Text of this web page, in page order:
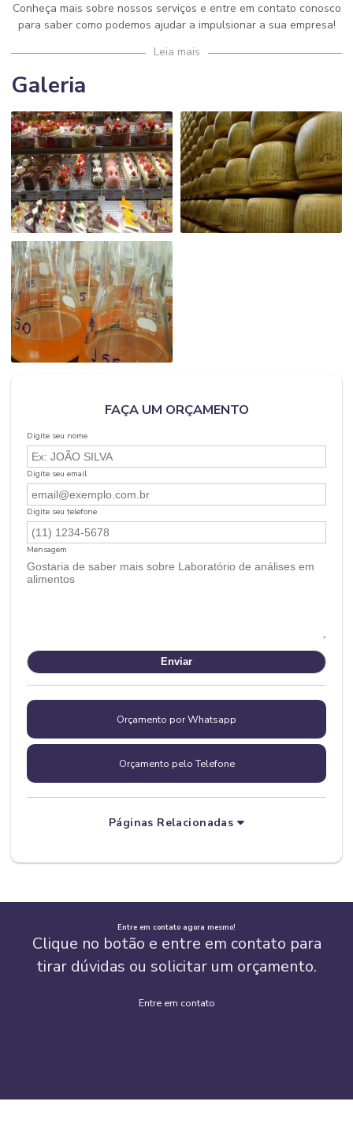
Conheça mais sobre nossos serviços e entre em contato conosco
para saber como podemos ajudar a impulsionar a sua empresa!
Leia mais
Galeria
FAÇA UM ORÇAMENTO
Digite seu nome
Digite seu email
Digite seu telefone
Mensagem
Orçamento por Whatsapp
Orçamento pelo Telefone
Páginas Relacionadas
Entre em contato agora mesmo!
Clique no botão e entre em contato para
tirar dúvidas ou solicitar um orçamento.
Entre em contato